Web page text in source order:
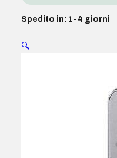
Spedito in: 1-4 giorni
🔍